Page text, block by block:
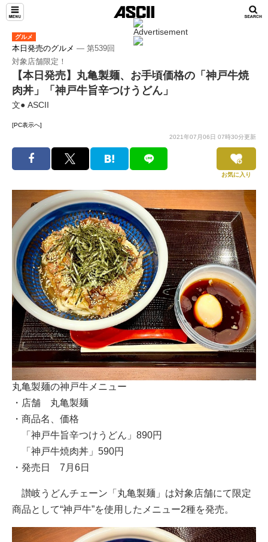
グルメ
本日発売のグルメ ― 第539回
対象店舗限定！
【本日発売】丸亀製麺、お手頃価格の「神戸牛焼
肉丼」「神戸牛旨辛つけうどん」
文● ASCII
[PC表示へ]
2021年07月06日 07時30分更新
お気に入り
丸亀製麺の神戸牛メニュー
・店舗 丸亀製麺
・商品名、価格
「神戸牛旨辛つけうどん」890円
「神戸牛焼肉丼」590円
・発売日 7月6日
讃岐うどんチェーン「丸亀製麺」は対象店舗にて限定
商品として“神戸牛”を使用したメニュー2種を発売。